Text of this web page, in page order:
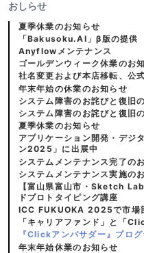
おしらせ
夏季休業のお知らせ
「Bakusoku.AI」β版の提供
Anyflowメンテナンス
ゴールデンウィーク休業のお
社名変更および本店移転、公
年末年始の休業のお知らせ
システム障害のお詫びと復旧
システム障害のお詫びと復旧
夏季休業のお知らせ
アプリケーション開発・デジ
ン2025」に出展中
システムメンテナンス完了の
システムメンテナンス実施の
【富山県富山市・Sketch
ドプロトタイピング講座
ICC FUKUOKA 2025で市場
「キャリアファンド」と「
『Clickアンバサダー』プロ
年末年始休業のお知らせ